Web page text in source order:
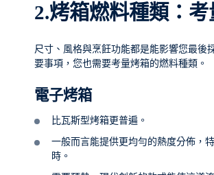
2.烤箱燃料種類：考
尺寸、風格與烹飪功能都是能影響您最後
要事項，您也需要考量烤箱的燃料種類。
電子烤箱
比瓦斯型烤箱更普遍。
一般而言能提供更均勻的熱度分佈，
時。